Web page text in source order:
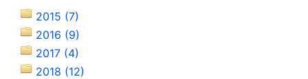
2015 (7)
2016 (9)
2017 (4)
2018 (12)